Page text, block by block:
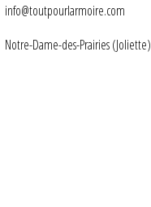
info@toutpourlarmoire.com
Notre-Dame-des-Prairies (Joliette)